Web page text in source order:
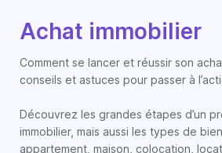
Achat immobilier
Comment se lancer et réussir son
conseils et astuces pour passer à
Découvrez les grandes étapes d’un
immobilier, mais aussi les types de
appartement, maison, colocation,